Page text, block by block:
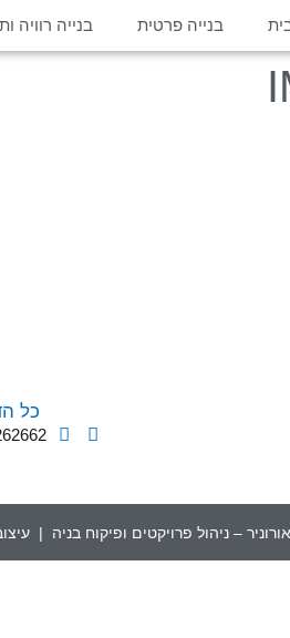
בנייה פרטית בנייה רוויה
כל
– ניהול פרויקטים ופיקוח בניה |